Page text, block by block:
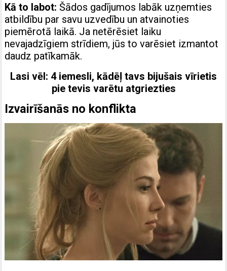
Kā to labot: Šādos gadījumos labāk uzņemties
atbildību par savu uzvedību un atvainoties
piemērotā laikā. Ja netērēsiet laiku
nevajadzīgiem strīdiem, jūs to varēsiet izmantot
daudz patīkamāk.
Lasi vēl: 4 iemesli, kādēļ tavs bijušais vīrietis
pie tevis varētu atgriezties
Izvairīšanās no konflikta